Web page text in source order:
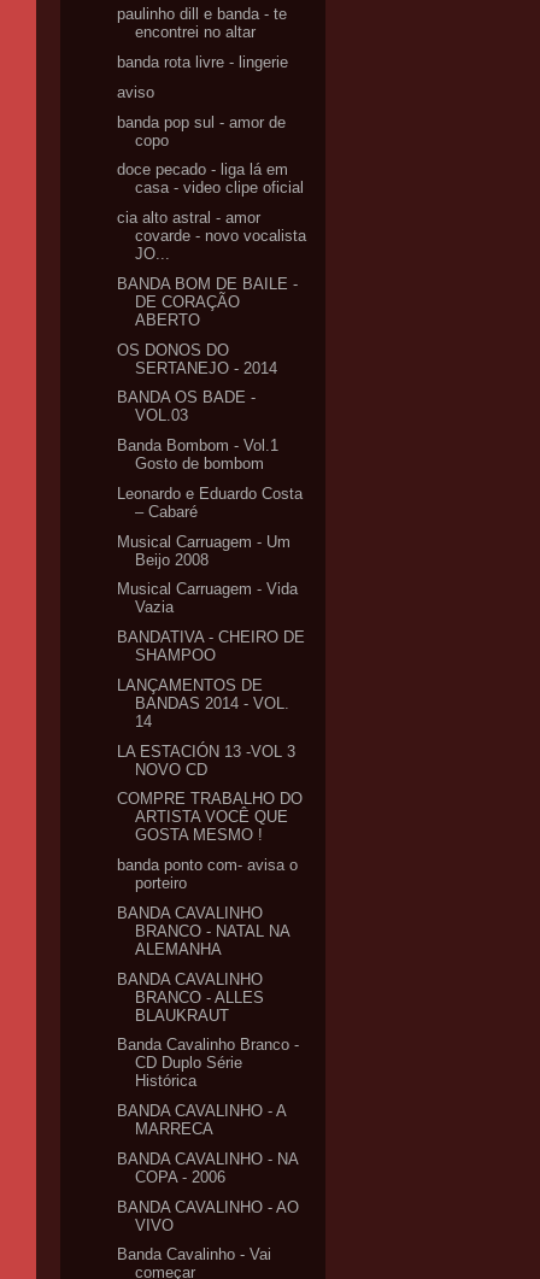
paulinho dill e banda - te
encontrei no altar
banda rota livre - lingerie
aviso
banda pop sul - amor de
copo
doce pecado - liga lá em
casa - video clipe oficial
cia alto astral - amor
covarde - novo vocalista
JO...
BANDA BOM DE BAILE -
DE CORAÇÃO
ABERTO
OS DONOS DO
SERTANEJO - 2014
BANDA OS BADE -
VOL.03
Banda Bombom - Vol.1
Gosto de bombom
Leonardo e Eduardo Costa
– Cabaré
Musical Carruagem - Um
Beijo 2008
Musical Carruagem - Vida
Vazia
BANDATIVA - CHEIRO DE
SHAMPOO
LANÇAMENTOS DE
BANDAS 2014 - VOL.
14
LA ESTACIÓN 13 -VOL 3
NOVO CD
COMPRE TRABALHO DO
ARTISTA VOCÊ QUE
GOSTA MESMO !
banda ponto com- avisa o
porteiro
BANDA CAVALINHO
BRANCO - NATAL NA
ALEMANHA
BANDA CAVALINHO
BRANCO - ALLES
BLAUKRAUT
Banda Cavalinho Branco -
CD Duplo Série
Histórica
BANDA CAVALINHO - A
MARRECA
BANDA CAVALINHO - NA
COPA - 2006
BANDA CAVALINHO - AO
VIVO
Banda Cavalinho - Vai
começar